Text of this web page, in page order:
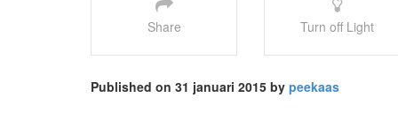
Share Turn off Light
Published on 31 januari 2015 by peekaas